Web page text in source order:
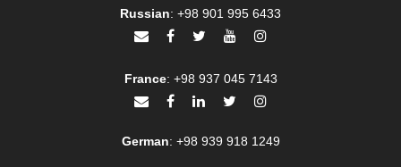
Russian: +98 901 995 6433
France: +98 937 045 7143
German: +98 939 918 1249